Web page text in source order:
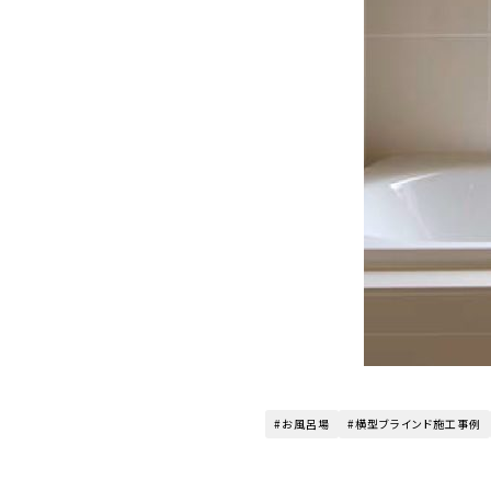
お風呂場 横型ブラインド施工事例